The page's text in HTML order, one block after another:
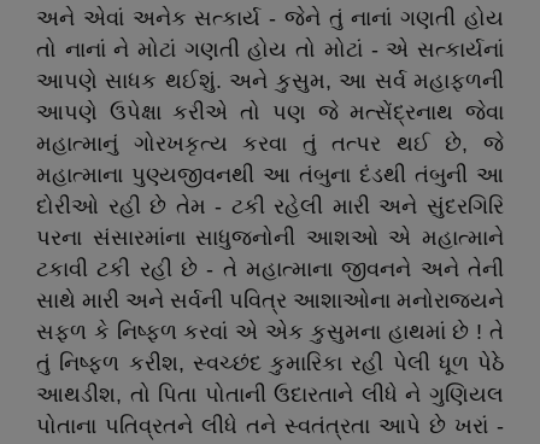
અને એવાં અનેક સત્કાર્ય - જેને તું નાનાં ગણતી હોય
તો નાનાં ને મોટાં ગણતી હોય તો મોટાં - એ સત્કાર્યનાં
આપણે સાધક થઈશું. અને કુસુમ, આ સર્વ મહાફળની
આપણે ઉપેક્ષા કરીએ તો પણ જે મત્સેંદ્રનાથ જેવા
મહાત્માનું ગોરખકૃત્ય કરવા તું તત્પર થઈ છે, જે
મહાત્માના પુણ્યજીવનથી આ તંબુના દંડથી તંબુની આ
દોરીઓ રહી છે તેમ - ટકી રહેલી મારી અને સુંદરગિરિ
પરના સંસારમાંના સાધુજનોની આશઓ એ મહાત્માને
ટકાવી ટકી રહી છે - તે મહાત્માના જીવનને અને તેની
સાથે મારી અને સર્વની પવિત્ર આશાઓના મનોરાજ્યને
સફળ કે નિષ્ફળ કરવાં એ એક કુસુમના હાથમાં છે ! તે
તું નિષ્ફળ કરીશ, સ્વચ્છંદ કુમારિકા રહી પેલી ધૂળ પેઠે
આથડીશ, તો પિતા પોતાની ઉદારતાને લીધે ને ગુણિયલ
પોતાના પતિવ્રતને લીધે તને સ્વતંત્રતા આપે છે ખરાં -